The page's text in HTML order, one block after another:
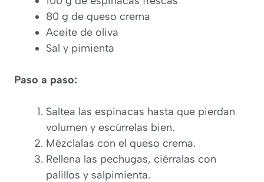
80 g de queso crema
Aceite de oliva
Sal y pimienta
Paso a paso:
Saltea las espinacas hasta que pierdan
volumen y escúrrelas bien.
Mézclalas con el queso crema.
Rellena las pechugas, ciérralas con
palillos y salpimienta.